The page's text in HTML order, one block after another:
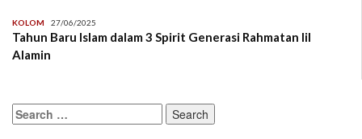
KOLOM 27/06/2025
Tahun Baru Islam dalam 3 Spirit Generasi Rahmatan lil
Alamin
Search
for: